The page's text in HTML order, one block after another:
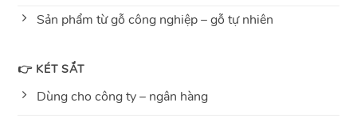
Sản phẩm từ gỗ công nghiệp – gỗ tự nhiên
👉 KÉT SẮT
Dùng cho công ty – ngân hàng